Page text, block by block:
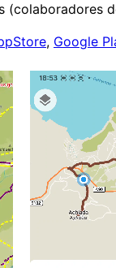
(colaboradores
, Google